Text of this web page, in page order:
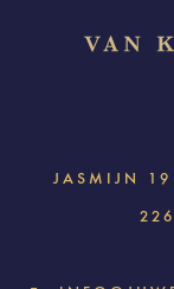
JASMIJN 19